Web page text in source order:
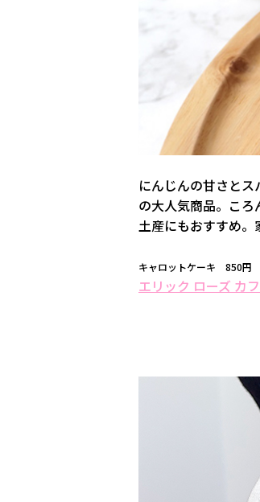
にんじんの甘さと
の大人気商品。こ
土産にもおすすめ。
キャロットケーキ 850円
エリック ローズ カ